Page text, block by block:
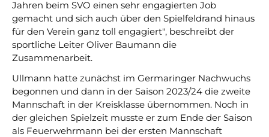
Jahren beim SVO einen sehr engagierten Job
gemacht und sich auch über den Spielfeldrand hinaus
für den Verein ganz toll engagiert", beschreibt der
sportliche Leiter Oliver Baumann die
Zusammenarbeit.
Ullmann hatte zunächst im Germaringer Nachwuchs
begonnen und dann in der Saison 2023/24 die zweite
Mannschaft in der Kreisklasse übernommen. Noch in
der gleichen Spielzeit musste er zum Ende der Saison
als Feuerwehrmann bei der ersten Mannschaft